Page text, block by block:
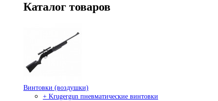
Каталог товаров
Винтовки (воздушки)
+ Krugergun пневматические винтовки